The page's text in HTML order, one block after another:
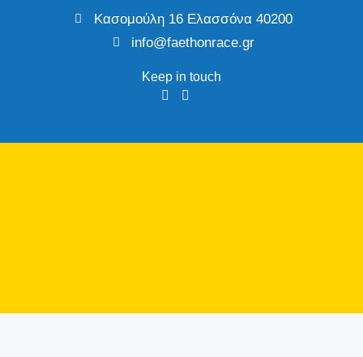
Κασομούλη 16 Ελασσόνα 40200
info@faethonrace.gr
Keep in touch